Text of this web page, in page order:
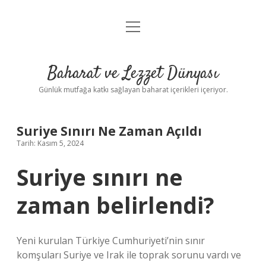
Anasayfa
Yasal Uyarı
menüyü
Baharat ve Lezzet Dünyası
Günlük mutfağa katkı sağlayan baharat içerikleri içeriyor.
Suriye Sınırı Ne Zaman Açıldı
Tarih: Kasım 5, 2024
Suriye sınırı ne
zaman belirlendi?
Yeni kurulan Türkiye Cumhuriyeti’nin sınır
komşuları Suriye ve Irak ile toprak sorunu vardı ve